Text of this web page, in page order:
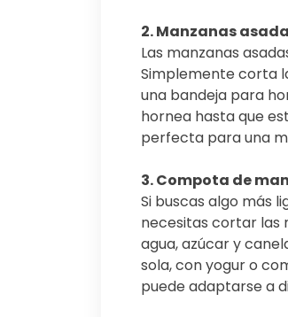
2. Manzanas
Las manzanas
Simplemente corta
una bandeja para
hornea hasta que
perfecta para una
3. Compota de
Si buscas algo más
necesitas cortar las
agua, azúcar y
sola, con yogur o
puede adaptarse a